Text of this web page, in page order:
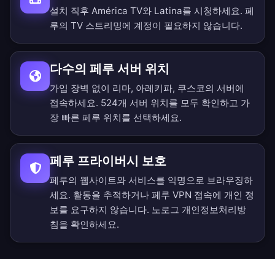
설치 직후 América TV와 Latina를 시청하세요. 페
루의 TV 스트리밍에 계정이 필요하지 않습니다.
다수의 페루 서버 위치
가입 장벽 없이 리마, 아레키파, 쿠스코의 서버에
접속하세요. 524개 서버 위치를 모두 확인하고 가
장 빠른 페루 위치를 선택하세요.
페루 프라이버시 보호
페루의 웹사이트와 서비스를 익명으로 브라우징하
세요. 활동을 추적하거나 페루 VPN 접속에 개인 정
보를 요구하지 않습니다. 노로그 개인정보처리방
침을 확인하세요.